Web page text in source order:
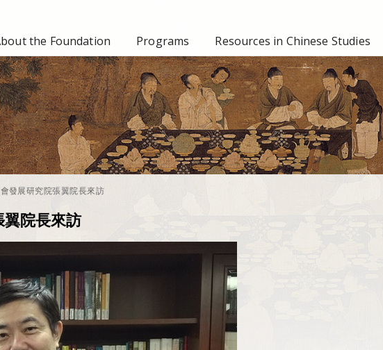
the Foundation
Programs Resources in Chinese Studies
發展研究院張翼院長來訪
院長來訪